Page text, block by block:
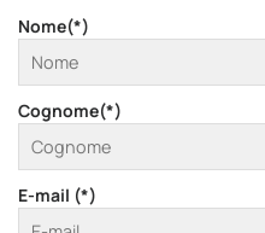
Nome(*)
Cognome(*)
E-mail (*)